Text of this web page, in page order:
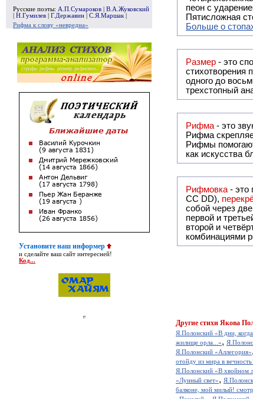
Русские поэты: А.П.Сумароков
В.А.Жуковский
Н.Гумилев Г.Державин С.Я.Маршак
Рифма к слову «невредна»
Установите наш информер
и сделайте ваш сайт интересней!
Код...
пеон с
Пятисложная
Больше о
Размер - это
стихотворения
одного до
трехстопный
Рифма
Рифма
Рифмы
как искусства
Рифмовка - это
СС DD),
первой и
второй и четвёртой строкой
комбинациями
Другие стихи Якова
Я.Полонский «В дни,
жилище орла...»,
Я.Полонский «Аллегория»,
отойду из мира в
Я.Полонский «В хвойном
«Лунный свет»,
балконе, мой милый!